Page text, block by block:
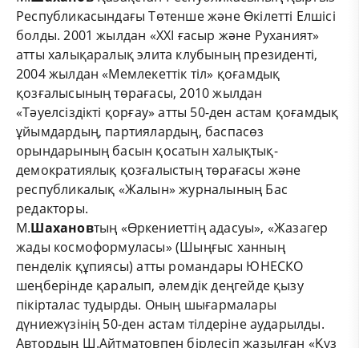
Республикасындағы Төтенше және Өкілетті Елшісі
болды. 2001 жылдан «ХХІ ғасыр және Руханият»
атты халықаралық элита клубының президенті,
2004 жылдан «Мемлекеттік тіл» қоғамдық
қозғалысының төрағасы, 2010 жылдан
«Тәуелсіздікті қорғау» атты 50-ден астам қоғамдық
ұйымдардың, партиялардың, баспасөз
орындарының басын қосатын халықтық-
демократиялық қозғалыстың төрағасы және
республикалық «Жалын» журналының Бас
редакторы.
М.Шахановтың «Өркениеттің адасуы», «Жазагер
жады космоформуласы» (Шыңғыс ханның
пенделік құпиясы) атты романдары ЮНЕСКО
шеңберінде қаралып, әлемдік деңгейде қызу
пікірталас тудырды. Оның шығармалары
дүниежүзінің 50-ден астам тілдеріне аударылды.
Автордың Ш.Айтматовпен бірлесіп жазылған «Құз